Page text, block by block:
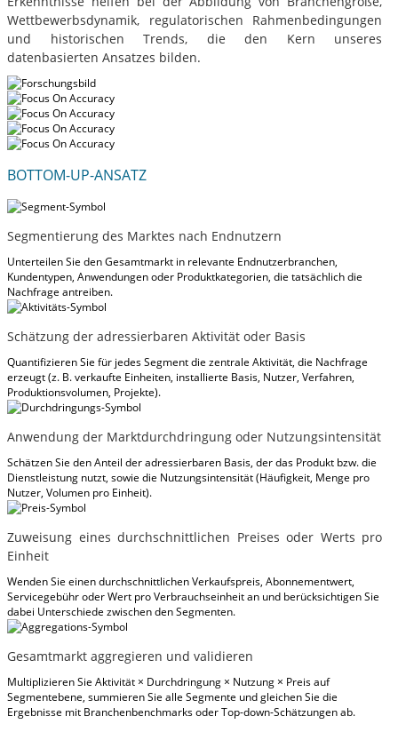
Wettbewerbsdynamik, regulatorischen Rahmenbedingungen
und historischen Trends, die den Kern unseres
datenbasierten Ansatzes bilden.
BOTTOM-UP-ANSATZ
Segmentierung des Marktes nach Endnutzern
Unterteilen Sie den Gesamtmarkt in relevante Endnutzerbranchen,
Kundentypen, Anwendungen oder Produktkategorien, die tatsächlich die
Nachfrage antreiben.
Schätzung der adressierbaren Aktivität oder Basis
Quantifizieren Sie für jedes Segment die zentrale Aktivität, die Nachfrage
erzeugt (z. B. verkaufte Einheiten, installierte Basis, Nutzer, Verfahren,
Produktionsvolumen, Projekte).
Anwendung der Marktdurchdringung oder Nutzungsintensität
Schätzen Sie den Anteil der adressierbaren Basis, der das Produkt bzw. die
Dienstleistung nutzt, sowie die Nutzungsintensität (Häufigkeit, Menge pro
Nutzer, Volumen pro Einheit).
Zuweisung eines durchschnittlichen Preises oder Werts pro
Einheit
Wenden Sie einen durchschnittlichen Verkaufspreis, Abonnementwert,
Servicegebühr oder Wert pro Verbrauchseinheit an und berücksichtigen Sie
dabei Unterschiede zwischen den Segmenten.
Gesamtmarkt aggregieren und validieren
Multiplizieren Sie Aktivität × Durchdringung × Nutzung × Preis auf
Segmentebene, summieren Sie alle Segmente und gleichen Sie die
Ergebnisse mit Branchenbenchmarks oder Top-down-Schätzungen ab.